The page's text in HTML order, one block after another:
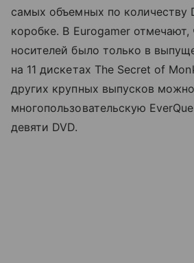
самых объемных по количеству
коробке. В Eurogamer
носителей было только в
на 11 дискетах The Secret of
других крупных выпусков
многопользовательскую
девяти DVD.